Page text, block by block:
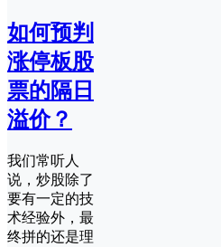
如何预判
涨停板股
票的隔日
溢价？
我们常听人
说，炒股除了
要有一定的技
术经验外，最
终拼的还是理